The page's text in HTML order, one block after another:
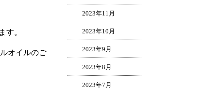
す。
オイルのご
2023年11月
2023年10月
2023年9月
2023年8月
2023年7月